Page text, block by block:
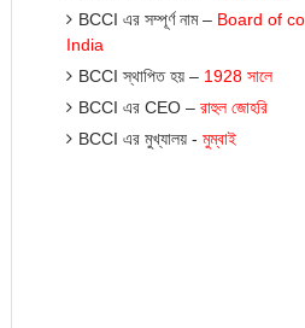
BCCI এর সম্পূর্ণ নাম – Board of
India
BCCI স্থাপিত হয় – 1928 সালে
BCCI এর CEO – রাহুল জোহরি
BCCI এর মুখ্যালয় - মুম্বাই